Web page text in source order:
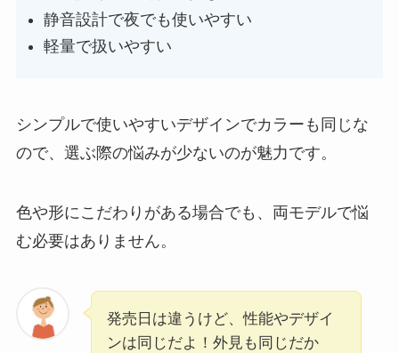
静音設計で夜でも使いやすい
軽量で扱いやすい
シンプルで使いやすいデザインでカラーも同じな
ので、選ぶ際の悩みが少ないのが魅力です。
色や形にこだわりがある場合でも、両モデルで悩
む必要はありません。
発売日は違うけど、性能やデザイ
ンは同じだよ！外見も同じだか